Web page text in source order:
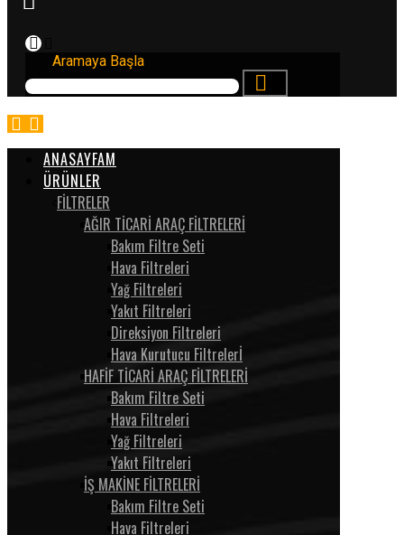
Aramaya Başla
ANASAYFAM
ÜRÜNLER
FİLTRELER
AĞIR TİCARİ ARAÇ FİLTRELERİ
Bakım Filtre Seti
Hava Filtreleri
Yağ Filtreleri
Yakıt Filtreleri
Direksiyon Filtreleri
Hava Kurutucu Filtrelerİ
HAFİF TİCARİ ARAÇ FİLTRELERİ
Bakım Filtre Seti
Hava Filtreleri
Yağ Filtreleri
Yakıt Filtreleri
İŞ MAKİNE FİLTRELERİ
Bakım Filtre Seti
Hava Filtreleri